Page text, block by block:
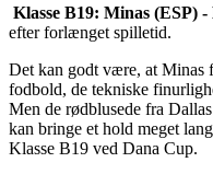
Klasse B19: Minas (ESP)
efter forlænget spilletid.
Det kan godt være, at Minas
fodbold, de tekniske
Men de rødblusede fra
kan bringe et hold meget
Klasse B19 ved Dana Cup.